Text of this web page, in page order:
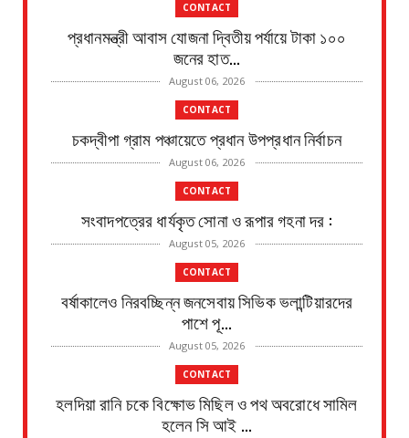
CONTACT
প্রধানমন্ত্রী আবাস যোজনা দ্বিতীয় পর্যায়ে টাকা ১০০
জনের হাত...
August 06, 2026
CONTACT
চকদ্বীপা গ্রাম পঞ্চায়েতে প্রধান উপপ্রধান নির্বাচন
August 06, 2026
CONTACT
সংবাদপত্রের ধার্যকৃত সোনা ও রূপার গহনা দর :
August 05, 2026
CONTACT
বর্ষাকালেও নিরবচ্ছিন্ন জনসেবায় সিভিক ভলান্টিয়ারদের
পাশে পূ...
August 05, 2026
CONTACT
হলদিয়া রানি চকে বিক্ষোভ মিছিল ও পথ অবরোধে সামিল
হলেন সি আই ...